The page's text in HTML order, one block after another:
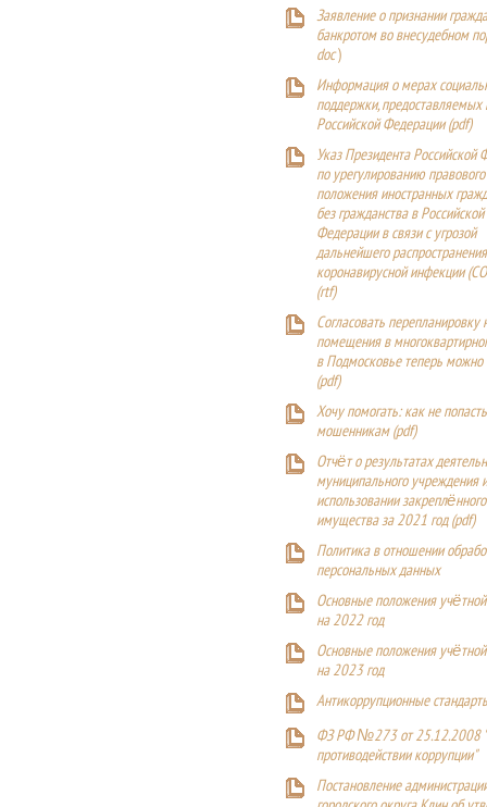
Заявление о признании
банкротом во внесудебном
doc)
Информация о мерах
поддержки,
Российской Федерации (pdf)
Указ Президента Российской
по урегулированию правового
положения иностранных
без гражданства в Российской
Федерации в связи с угрозой
дальнейшего
коронавирусной инфекции
(rtf)
Согласовать перепланировку
помещения в
в Подмосковье теперь можно
(pdf)
Хочу помогать: как не
мошенникам (pdf)
Отчёт о результатах
муниципального учреждения
использовании
имущества за 2021 год (pdf)
Политика в отношении
персональных данных
Основные положения
на 2022 год
Основные положения
на 2023 год
Антикоррупционные
ФЗ РФ №273 от 25.12.2008
противодействии коррупции"
Постановление